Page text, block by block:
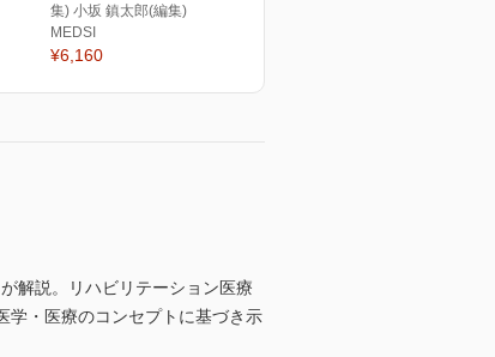
集) 小坂 鎮太郎(編集)
MEDSI
¥6,160
解説。リハビリテーション医療
学・医療のコンセプトに基づき示